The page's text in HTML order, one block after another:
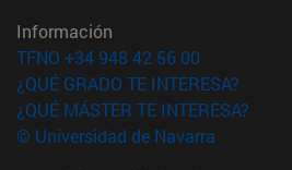
Información
TFNO +34 948 42 56 00
¿QUÉ GRADO TE INTERESA?
¿QUÉ MÁSTER TE INTERESA?
© Universidad de Navarra